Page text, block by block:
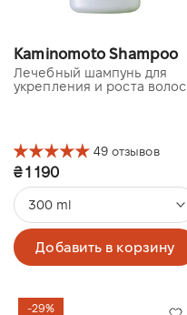
Kaminomoto Shampoo
Лечебный шампунь для
укрепления и роста волос
49 отзывов
₴ 1 190
300 ml
Добавить в корзину
-29%